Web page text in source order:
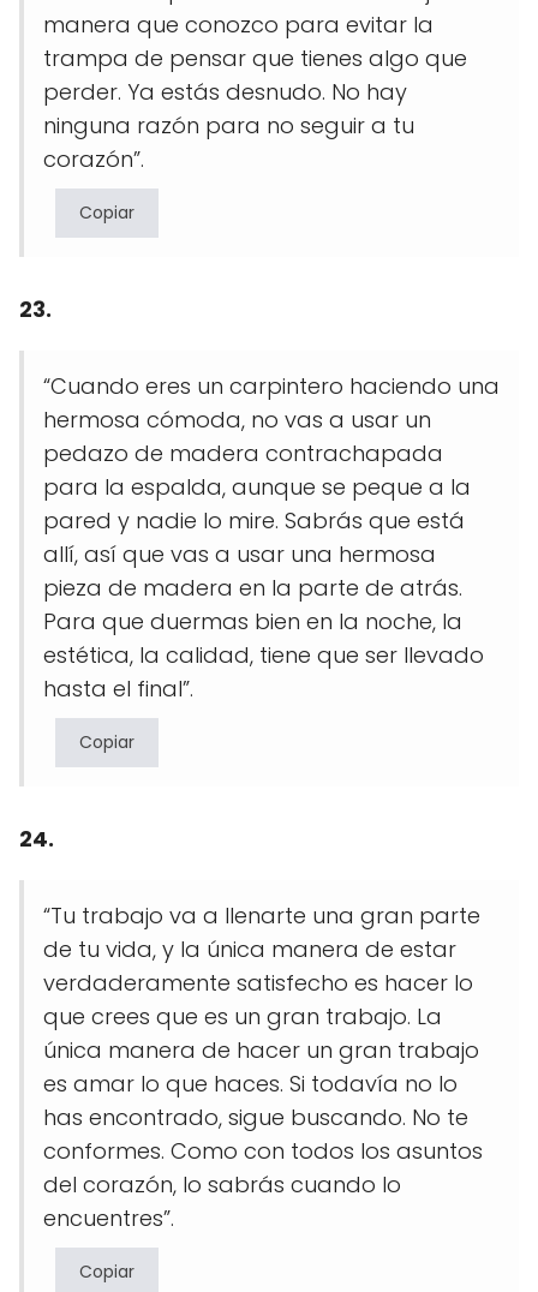
manera que conozco para evitar la
trampa de pensar que tienes algo que
perder. Ya estás desnudo. No hay
ninguna razón para no seguir a tu
corazón”.
Copiar
23.
“Cuando eres un carpintero haciendo una
hermosa cómoda, no vas a usar un
pedazo de madera contrachapada
para la espalda, aunque se peque a la
pared y nadie lo mire. Sabrás que está
allí, así que vas a usar una hermosa
pieza de madera en la parte de atrás.
Para que duermas bien en la noche, la
estética, la calidad, tiene que ser llevado
hasta el final”.
Copiar
24.
“Tu trabajo va a llenarte una gran parte
de tu vida, y la única manera de estar
verdaderamente satisfecho es hacer lo
que crees que es un gran trabajo. La
única manera de hacer un gran trabajo
es amar lo que haces. Si todavía no lo
has encontrado, sigue buscando. No te
conformes. Como con todos los asuntos
del corazón, lo sabrás cuando lo
encuentres”.
Copiar